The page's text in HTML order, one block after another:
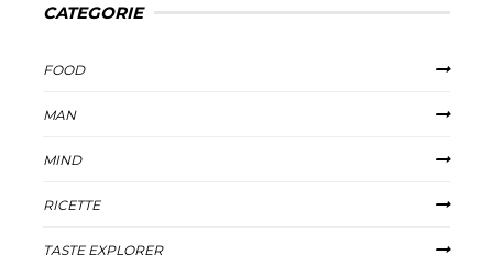
CATEGORIE
FOOD
MAN
MIND
RICETTE
TASTE EXPLORER